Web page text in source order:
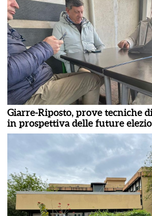
Giarre-Riposto, prove tecniche
in prospettiva delle future